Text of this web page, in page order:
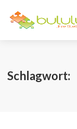
Schlagwort: